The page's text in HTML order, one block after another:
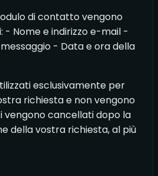
di contatto vengono
- Nome e indirizzo e-mail -
- Data e ora della
esclusivamente per
richiesta e non vengono
vengono cancellati dopo la
della vostra richiesta, al più